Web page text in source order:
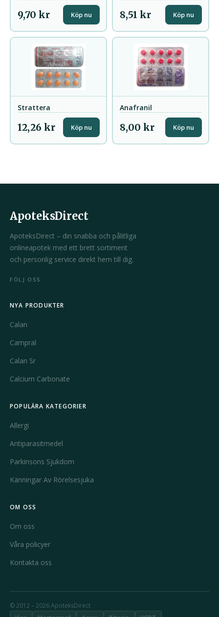
9,70 kr Köp nu 8,51 kr Köp nu
Strattera
12,26 kr Köp nu
Anafranil
8,00 kr Köp nu
ApoteksDirect
ApoteksDirect – din snabba och pålitliga
onlineapotek med ett brett sortiment
och personlig service direkt hem till dig.
FÖLJ OSS
NYA PRODUKTER
Calan
Campral
Calan Sr
Calcium Carbonate
POPULÄRA KATEGORIER
Allergi
Antiparasitmedel
Parkinsons Sjukdom
Känningar Av Rörelsesjuka
OM OSS
Om oss
Våra policyer
Kontakta oss
© 2012 – 2026 ApoteksDirect